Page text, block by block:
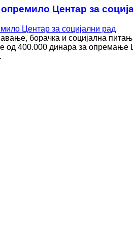
Центар за
борачка и социјална
од 400.000 динара за опремање